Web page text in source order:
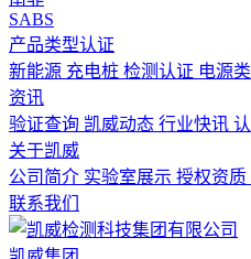
SABS
产品类型认证
新能源 充电桩 检测认证 电源类
资讯
验证查询 凯威动态 行业快讯
关于凯威
公司简介 实验室展示 授权资质
联系我们